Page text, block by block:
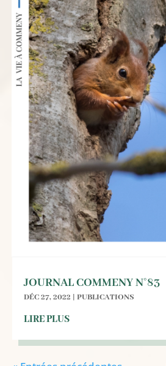
JOURNAL COMMENY N°83
DÉC 27, 2022 | PUBLICATIONS
LIRE PLUS